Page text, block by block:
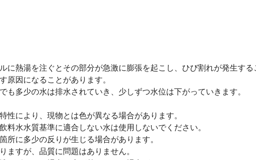
に熱湯を注ぐとその部分が急激に膨張を起こし、ひび割れが発生す
原因になることがあります。
も多少の水は排水されていき、少しずつ水位は下がっていきます。
性により、現物とは色が異なる場合があります。
料水水質基準に適合しない水は使用しないでください。
所に多少の反りが生じる場合があります。
ますが、品質に問題はありません。